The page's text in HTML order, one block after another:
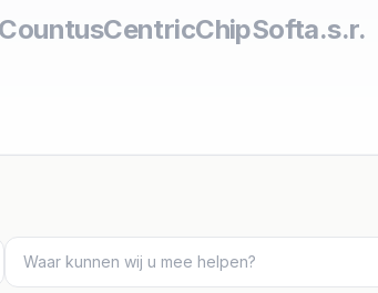
CountusCentricChipSofta.s.r.